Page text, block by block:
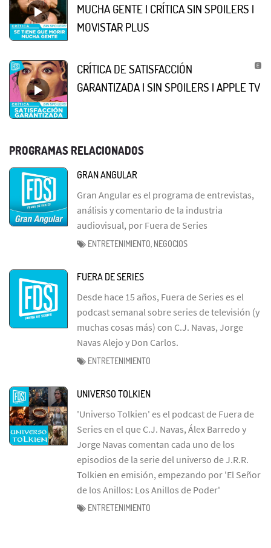
MUCHA GENTE | CRÍTICA SIN SPOILERS |
MOVISTAR PLUS
CRÍTICA DE SATISFACCIÓN
GARANTIZADA | SIN SPOILERS | APPLE TV
PROGRAMAS RELACIONADOS
GRAN ANGULAR
Gran Angular es el programa de entrevistas,
análisis y comentario de la industria
audiovisual, por Fuera de Series
ENTRETENIMIENTO, NEGOCIOS
FUERA DE SERIES
Desde hace 15 años, Fuera de Series es el
podcast semanal sobre series de televisión (y
muchas cosas más) con C.J. Navas, Jorge
Navas Alejo y Don Carlos.
ENTRETENIMIENTO
UNIVERSO TOLKIEN
'Universo Tolkien' es el podcast de Fuera de
Series en el que C.J. Navas, Álex Barredo y
Jorge Navas comentan cada uno de los
episodios de la serie del universo de J.R.R.
Tolkien en emisión, empezando por 'El Señor
de los Anillos: Los Anillos de Poder'
ENTRETENIMIENTO